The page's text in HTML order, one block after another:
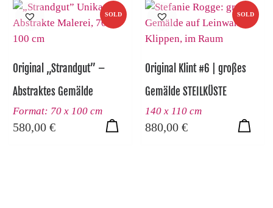
SOLD
Original „Strandgut” –
Abstraktes Gemälde
Format: 70 x 100 cm
580,00 €
SOLD
Original Klint #6 | großes
Gemälde STEILKÜSTE
140 x 110 cm
880,00€